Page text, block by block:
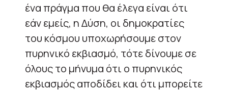
ένα πράγμα που θα έλεγα είναι ότι
εάν εμείς, η Δύση, οι δημοκρατίες
του κόσμου υποχωρήσουμε στον
πυρηνικό εκβιασμό, τότε δίνουμε σε
όλους το μήνυμα ότι ο πυρηνικός
εκβιασμός αποδίδει και ότι μπορείτε